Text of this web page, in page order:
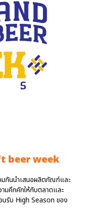
beer week
มกันนำเสนอผลิตภัณฑ์และ
มคึกคักให้กับตลาดและ
นรับ High Season ของ